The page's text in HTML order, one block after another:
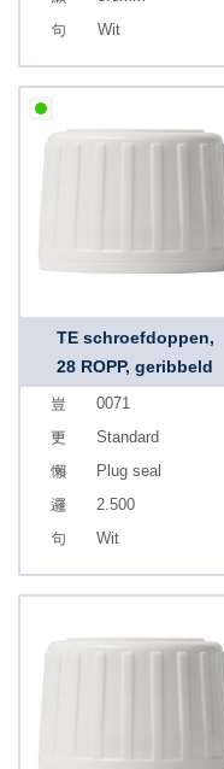
Wit
TE schroefdoppen,
28 ROPP, geribbeld
0071
Standard
Plug seal
2.500
Wit